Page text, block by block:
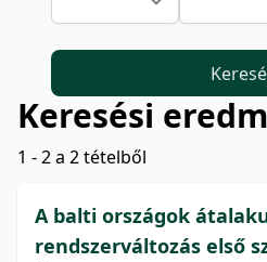
Keresési
1 - 2 a 2 tételből
A balti országok
rendszerváltozás első